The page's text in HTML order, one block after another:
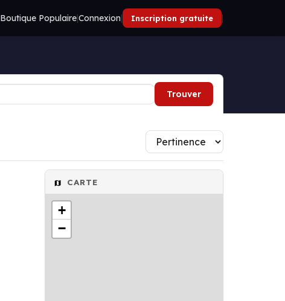
Boutique Populaire|Connexion| Inscription gratuite |
Trouver
CARTE
+
−